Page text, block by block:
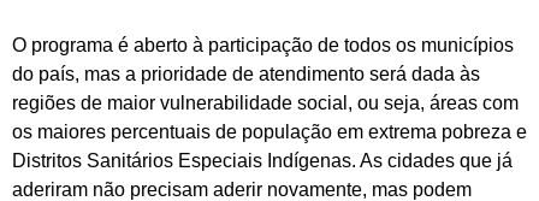
O programa é aberto à participação de todos os municípios
do país, mas a prioridade de atendimento será dada às
regiões de maior vulnerabilidade social, ou seja, áreas com
os maiores percentuais de população em extrema pobreza e
Distritos Sanitários Especiais Indígenas. As cidades que já
aderiram não precisam aderir novamente, mas podem